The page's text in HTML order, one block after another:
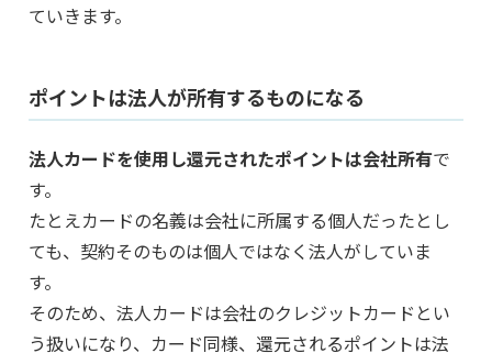
ていきます。
ポイントは法人が所有するものになる
法人カードを使用し還元されたポイントは会社所有で
す。
たとえカードの名義は会社に所属する個人だったとし
ても、契約そのものは個人ではなく法人がしていま
す。
そのため、法人カードは会社のクレジットカードとい
う扱いになり、カード同様、還元されるポイントは法